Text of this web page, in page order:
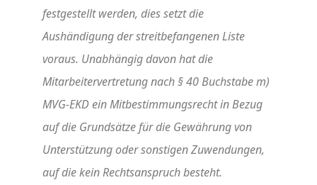
festgestellt werden, dies setzt die
Aushändigung der streitbefangenen Liste
voraus. Unabhängig davon hat die
Mitarbeitervertretung nach § 40 Buchstabe m)
MVG-EKD ein Mitbestimmungsrecht in Bezug
auf die Grundsätze für die Gewährung von
Unterstützung oder sonstigen Zuwendungen,
auf die kein Rechtsanspruch besteht.